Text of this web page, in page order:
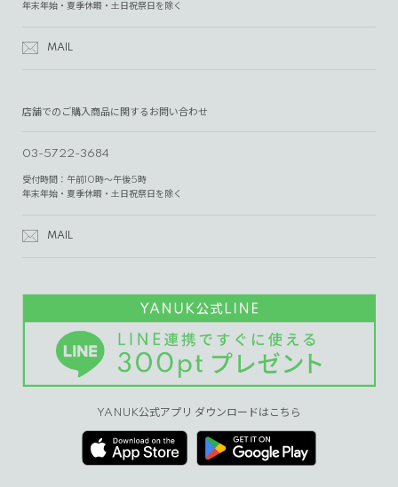
年末年始・夏季休暇・土日祝祭日を除く
MAIL
店舗でのご購入商品に関するお問い合わせ
03-5722-3684
受付時間：午前10時～午後5時
年末年始・夏季休暇・土日祝祭日を除く
MAIL
YANUK公式アプリ ダウンロードはこちら